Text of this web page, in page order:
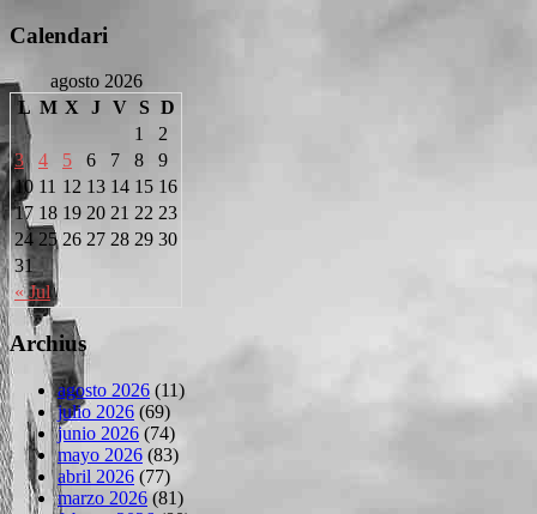
Calendari
agosto 2026
L M X J V S D
« Jul
1
2
3
4 5 6 7 8
9
10 11 12 13 14 15 16
17 18 19 20 21 22 23
24 25 26 27 28 29 30
31
Archius
agosto 2026 (11)
julio 2026 (69)
junio 2026 (74)
mayo 2026 (83)
abril 2026 (77)
marzo 2026 (81)